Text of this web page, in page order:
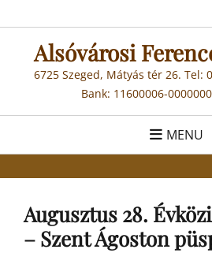
to
contentAlsóvárosi
6725 Szeged, Mátyás tér 26. Tel:
Bank: 11600006-
MENU
Augusztus 28.
– Szent Ágoston